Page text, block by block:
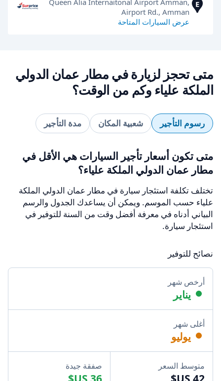
E
Queen Alia Internaitonal Airport Amman,
Airport Rd., Amman
عرض السيارات المتاحة
متى تحجز لزيارة في مطار عمان الدولي
الملكة علياء وكم من الوقت؟
رسوم التأجير شعبية المكان مدة التأجير
متى تكون أسعار تأجير السيارات هي الأقل في
مطار عمان الدولي الملكة علياء؟
تختلف تكلفة استئجار سيارة في مطار عمان الدولي الملكة
علياء حسب الموسم. ويمكن أن يساعدك الجدول والرسم
البياني أدناه في معرفة أفضل وقت من السنة للتوفير في
استئجار سيارة.
نصائح للتوفير
أرخص شهر
يناير
أغلى شهر
يوليو
متوسط السعر صفقة جيدة